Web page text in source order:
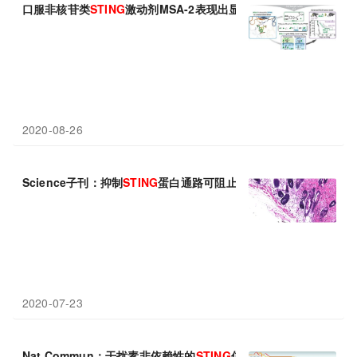
口服非核苷类STING激动剂MSA-2表现出显著的抗肿瘤活性
2020-08-26
Science子刊：抑制STING蛋白通路可阻止某些患者患上移植物抗
2020-07-23